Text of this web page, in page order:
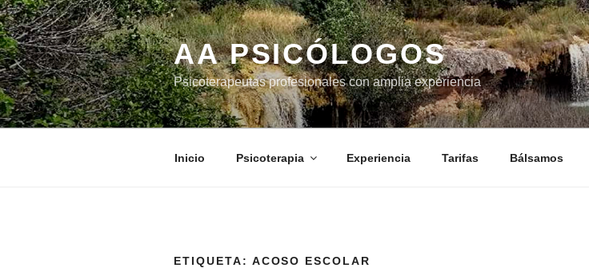
Saltar
al
contenido
AA PSICÓLOGOS
Psicoterapeutas profesionales con amplia experiencia
Inicio Psicoterapia Experiencia Tarifas Bálsamos
ETIQUETA: ACOSO ESCOLAR